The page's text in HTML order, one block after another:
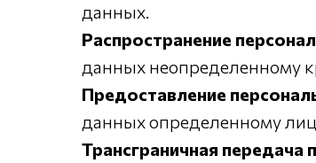
данных.
Распространение
данных неопределенному
Предоставление
данных определенному
Трансграничная передача